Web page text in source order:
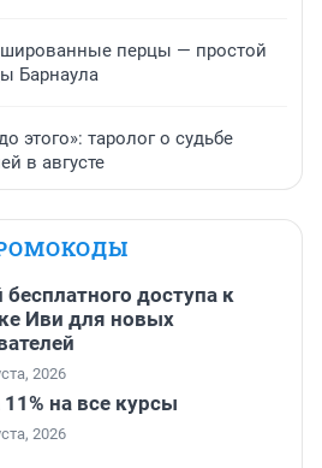
перцы — простой
Барнаула
этого»: таролог о судьбе
в августе
бесплатного доступа к
Иви для новых
2026
на все курсы
2026